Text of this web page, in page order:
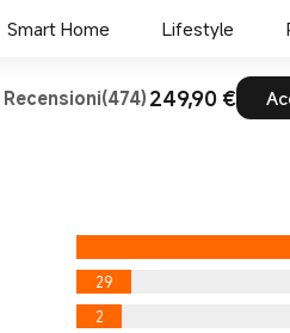
Smart Home Lifestyle
Recensioni(474) 249,90 €
29
2